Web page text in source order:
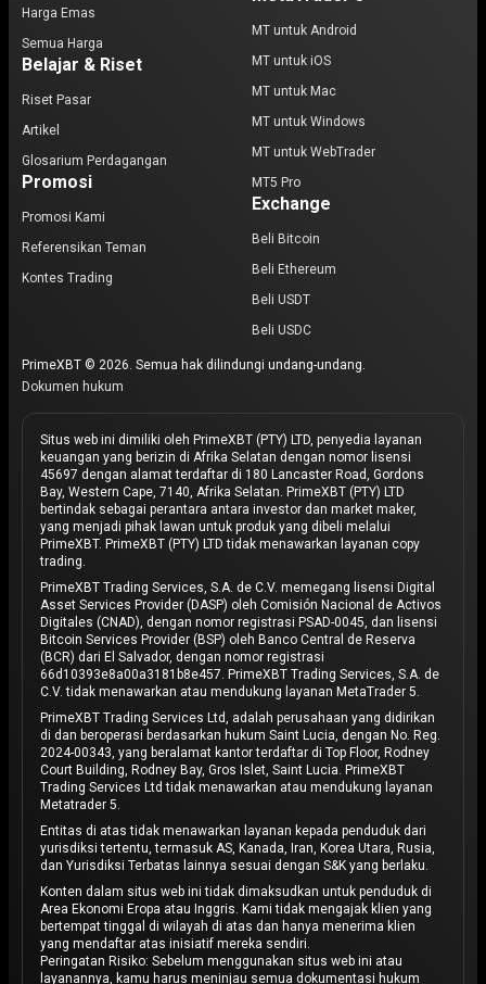
Harga Emas
Semua Harga
Belajar & Riset
Riset Pasar
Artikel
Glosarium Perdagangan
Promosi
Promosi Kami
Referensikan Teman
Kontes Trading
MT untuk Android
MT untuk iOS
MT untuk Mac
MT untuk Windows
MT untuk WebTrader
MT5 Pro
Exchange
Beli Bitcoin
Beli Ethereum
Beli USDT
Beli USDC
PrimeXBT © 2026. Semua hak dilindungi undang-undang.
Dokumen hukum
Situs web ini dimiliki oleh PrimeXBT (PTY) LTD, penyedia layanan
keuangan yang berizin di Afrika Selatan dengan nomor lisensi
45697 dengan alamat terdaftar di 180 Lancaster Road, Gordons
Bay, Western Cape, 7140, Afrika Selatan. PrimeXBT (PTY) LTD
bertindak sebagai perantara antara investor dan market maker,
yang menjadi pihak lawan untuk produk yang dibeli melalui
PrimeXBT. PrimeXBT (PTY) LTD tidak menawarkan layanan copy
trading.
PrimeXBT Trading Services, S.A. de C.V. memegang lisensi Digital
Asset Services Provider (DASP) oleh Comisión Nacional de Activos
Digitales (CNAD), dengan nomor registrasi PSAD-0045, dan lisensi
Bitcoin Services Provider (BSP) oleh Banco Central de Reserva
(BCR) dari El Salvador, dengan nomor registrasi
66d10393e8a00a3181b8e457. PrimeXBT Trading Services, S.A. de
C.V. tidak menawarkan atau mendukung layanan MetaTrader 5.
PrimeXBT Trading Services Ltd, adalah perusahaan yang didirikan
di dan beroperasi berdasarkan hukum Saint Lucia, dengan No. Reg.
2024-00343, yang beralamat kantor terdaftar di Top Floor, Rodney
Court Building, Rodney Bay, Gros Islet, Saint Lucia. PrimeXBT
Trading Services Ltd tidak menawarkan atau mendukung layanan
Metatrader 5.
Entitas di atas tidak menawarkan layanan kepada penduduk dari
yurisdiksi tertentu, termasuk AS, Kanada, Iran, Korea Utara, Rusia,
dan Yurisdiksi Terbatas lainnya sesuai dengan S&K yang berlaku.
Konten dalam situs web ini tidak dimaksudkan untuk penduduk di
Area Ekonomi Eropa atau Inggris. Kami tidak mengajak klien yang
bertempat tinggal di wilayah di atas dan hanya menerima klien
yang mendaftar atas inisiatif mereka sendiri.
Peringatan Risiko: Sebelum menggunakan situs web ini atau
layanannya, kamu harus meninjau semua dokumentasi hukum